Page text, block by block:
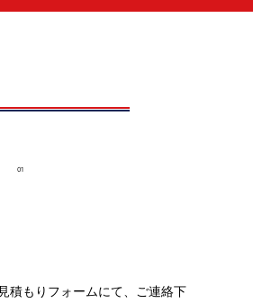
01
積もりフォームにて、ご連絡下